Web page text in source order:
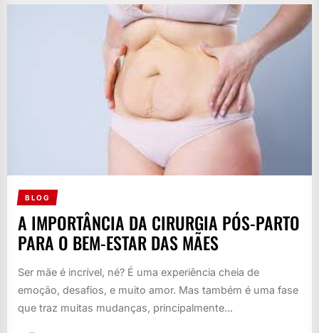
BLOG
A IMPORTÂNCIA DA CIRURGIA PÓS-PARTO
PARA O BEM-ESTAR DAS MÃES
Ser mãe é incrível, né? É uma experiência cheia de
emoção, desafios, e muito amor. Mas também é uma fase
que traz muitas mudanças, principalmente...